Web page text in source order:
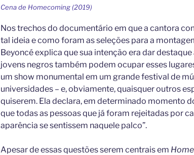
Cena de Homecoming (2019)
Nos trechos do documentário em que a cantora
tal ideia e como foram as seleções para a
Beyoncé explica que sua intenção era dar
jovens negros também podem ocupar esses
um show monumental em um grande festival de
universidades – e, obviamente, quaisquer outros
quiserem. Ela declara, em determinado momento
que todas as pessoas que já foram rejeitadas por
aparência se sentissem naquele palco”.
Apesar de essas questões serem centrais em